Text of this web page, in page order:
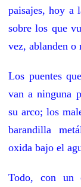
paisajes, hoy a
sobre los que
vez, ablanden o
Los puentes
van a ninguna
su arco; los
barandilla
oxida bajo el
Todo, con un